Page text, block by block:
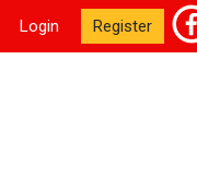
Login Register